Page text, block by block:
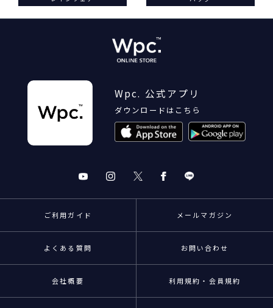
Wpc. 公式アプリ
ダウンロードはこちら
ご利用ガイド メールマガジン
よくある質問 お問い合わせ
会社概要 利用規約・会員規約